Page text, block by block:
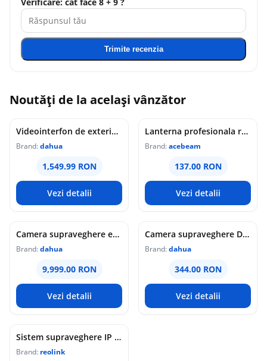
Trimite recenzia
Noutăți de la același vânzător
Videointerfon de exterior IP WiFi Dahua VTO6631QB-WP, 2MP, ecran 5 inch, acces prin PIN/recunoastere faciala/card/Bluetooth, slot card, microfon/difuzor, PoE
Brand:dahua
1,549.99 RON
Vezi detalii
Lanterna profesionala reincarcabila Acebeam Pokelit AA, 1000 lumeni, 105 m, gri
Brand:acebeam
137.00 RON
Vezi detalii
Camera supraveghere exterior analogica Dome cu iluminare duala Dahua HAC-HDW1549X-IL-A-PRO-0360B-DIP, 5 MP, 2.8 mm, IR/lumina calda 50 m, microfon dublu
Brand:dahua
9,999.00 RON
Vezi detalii
Camera supraveghere Dome analogica Dahua WizColor HAC-HDW1549X-A-PRO-0360B-DIP, 5 MP, 3.6 mm, lumina calda 50 m, microfon dublu
Brand:dahua
344.00 RON
Vezi detalii
Sistem supraveghere IP Dome Reolink Color Night Vision NVS16-12MD8, 8 camere, 12 MP, IR / lumina alba 30 m, 4 mm, microfon si difuzor, detectie om/vehicul/animal, PoE, HDD 4 TB inclus
Brand: reolink